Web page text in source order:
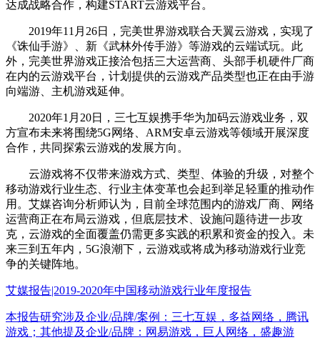
达成战略合作，构建START云游戏平台。
2019年11月26日，完美世界游戏联合天翼云游戏，实现了
《诛仙手游》、新《武林外传手游》等游戏的云端试玩。此
外，完美世界游戏正接洽包括三大运营商、头部手机硬件厂商
在内的云游戏平台，计划提供的云游戏产品类型也正在由手游
向端游、主机游戏延伸。
2020年1月20日，三七互娱携手华为加码云游戏业务，双
方宣布未来将围绕5G网络、ARM安卓云游戏等领域开展深度
合作，共同探索云游戏的发展方向。
云游戏将不仅带来游戏方式、类型、体验的升级，对整个
移动游戏行业生态、行业主体变革也会起到举足轻重的推动作
用。艾媒咨询分析师认为，目前全球范围内的游戏厂商、网络
运营商正在布局云游戏，但底层技术、设施问题待进一步攻
克，云游戏的全面覆盖仍需更多实践的积累和资金的投入。未
来三到五年内，5G浪潮下，云游戏或将成为移动游戏行业竞
争的关键阵地。
艾媒报告|2019-2020年中国移动游戏行业年度报告
本报告研究涉及企业/品牌/案例：三七互娱，多益网络，腾讯
游戏；其他提及企业/品牌：网易游戏，巨人网络，盛趣游